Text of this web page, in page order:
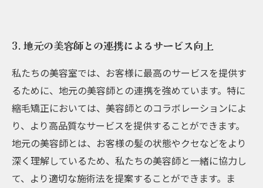
3. 地元の美容師との連携によるサービス向上
私たちの美容室では、お客様に最高のサービスを提供す
るために、地元の美容師との連携を強めています。特に
縮毛矯正においては、美容師とのコラボレーションによ
り、より高品質なサービスを提供することができます。
地元の美容師とは、お客様の髪の状態やクセなどをより
深く理解しているため、私たちの美容師と一緒に協力し
て、より適切な施術法を提案することができます。ま